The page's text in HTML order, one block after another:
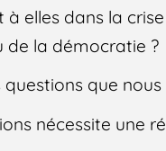
elles dans la
de la démocratie ?
questions que
nécessite une